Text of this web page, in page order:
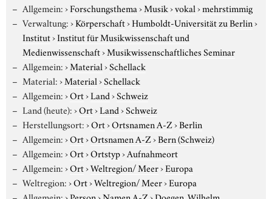
Allgemein:›Forschungsthema›Musik›vokal›mehrstimmig
Verwaltung:›Körperschaft›Humboldt-Universität zu Berlin›
Institut›Institut für Musikwissenschaft und
Medienwissenschaft›Musikwissenschaftliches Seminar
Allgemein:›Material›Schellack
Material:›Material›Schellack
Allgemein:›Ort›Land›Schweiz
Land (heute):›Ort›Land›Schweiz
Herstellungsort:›Ort›Ortsnamen A-Z›Berlin
Allgemein:›Ort›Ortsnamen A-Z›Bern (Schweiz)
Allgemein:›Ort›Ortstyp›Aufnahmeort
Allgemein:›Ort›Weltregion/ Meer›Europa
Weltregion:›Ort›Weltregion/ Meer›Europa